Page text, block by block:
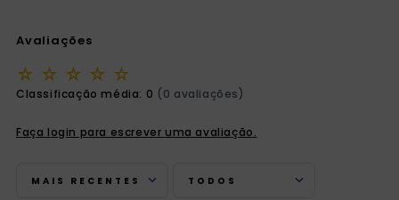
Avaliações
☆ ☆ ☆ ☆ ☆
Classificação média: 0 (0 avaliações)
Faça login para escrever uma avaliação.
MAIS RECENTES TODOS